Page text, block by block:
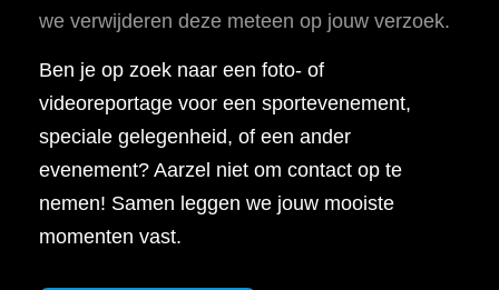
we verwijderen deze meteen op jouw verzoek.
Ben je op zoek naar een foto- of
videoreportage voor een sportevenement,
speciale gelegenheid, of een ander
evenement? Aarzel niet om contact op te
nemen! Samen leggen we jouw mooiste
momenten vast.